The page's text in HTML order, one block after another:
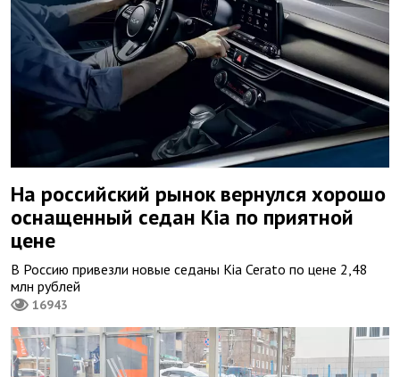
На российский рынок вернулся хорошо
оснащенный седан Kia по приятной
цене
В Россию привезли новые седаны Kia Cerato по цене 2,48
млн рублей
16943